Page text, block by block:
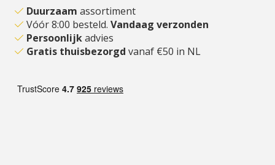
Duurzaam assortiment
Vóór 8:00 besteld. Vandaag verzonden
Persoonlijkadvies
Gratis thuisbezorgd vanaf €50 in NL